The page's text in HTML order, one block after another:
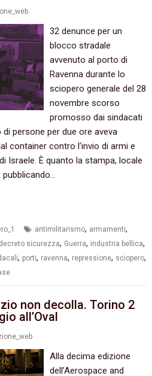
32 denunce per un
blocco stradale
avvenuto al porto di
Ravenna durante lo
sciopero generale del 28
novembre scorso
promosso dai sindacati
persone per due ore aveva
container contro l’invio di armi e
Israele. È quanto la stampa, locale
antimilitarismo, armamenti,
decreto sicurezza, Guerra, industria bellica,
, porti, ravenna, repressione, sciopero,
non decolla. Torino 2
all’Oval
Alla decima edizione
dell’Aerospace and